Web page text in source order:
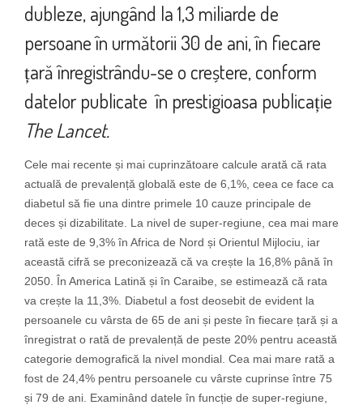
dubleze, ajungând la 1,3 miliarde de
persoane în următorii 30 de ani, în fiecare
țară înregistrându-se o creștere, conform
datelor publicate în prestigioasa publicație
The Lancet.
Cele mai recente și mai cuprinzătoare calcule arată că rata
actuală de prevalență globală este de 6,1%, ceea ce face ca
diabetul să fie una dintre primele 10 cauze principale de
deces și dizabilitate. La nivel de super-regiune, cea mai mare
rată este de 9,3% în Africa de Nord și Orientul Mijlociu, iar
această cifră se preconizează că va crește la 16,8% până în
2050. În America Latină și în Caraibe, se estimează că rata
va crește la 11,3%. Diabetul a fost deosebit de evident la
persoanele cu vârsta de 65 de ani și peste în fiecare țară și a
înregistrat o rată de prevalență de peste 20% pentru această
categorie demografică la nivel mondial. Cea mai mare rată a
fost de 24,4% pentru persoanele cu vârste cuprinse între 75
și 79 de ani. Examinând datele în funcție de super-regiune,